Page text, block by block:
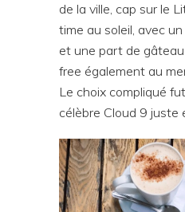
de la ville, cap sur le
time au soleil, avec
et une part de
free également au
Le choix compliqué
célèbre Cloud 9 juste